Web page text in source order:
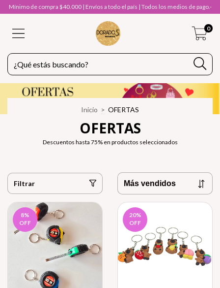
Mínimo de compra $40.000 | Envíos a todo el país | Todos los medios de pago.-
0
Inicio > OFERTAS
OFERTAS
Descuentos hasta 75% en productos seleccionados
Filtrar
8%
OFF
20%
OFF